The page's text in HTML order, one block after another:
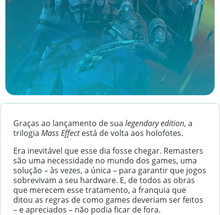
Graças ao lançamento de sua legendary edition, a
trilogia Mass Effectestá de volta aos holofotes.
Era inevitável que esse dia fosse chegar. Remasters
são uma necessidade no mundo dos games, uma
solução – às vezes, a única – para garantir que jogos
sobrevivam a seu hardware. E, de todos as obras
que merecem esse tratamento, a franquia que
ditou as regras de como games deveriam ser feitos
– e apreciados – não podia ficar de fora.